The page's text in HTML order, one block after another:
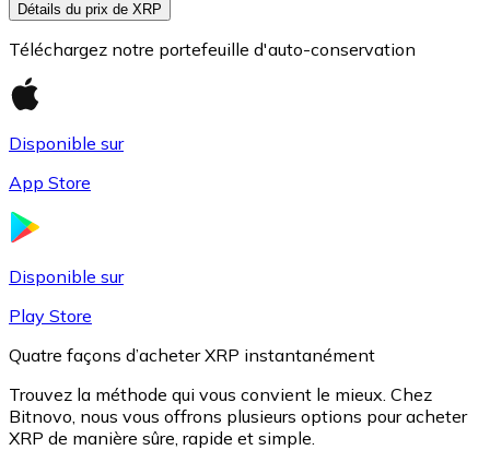
Détails du prix de XRP
Téléchargez notre portefeuille d'auto-conservation
Disponible sur
App Store
Disponible sur
Play Store
Quatre façons d’acheter XRP instantanément
Trouvez la méthode qui vous convient le mieux. Chez
Bitnovo, nous vous offrons plusieurs options pour acheter
XRP de manière sûre, rapide et simple.